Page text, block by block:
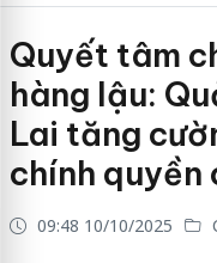
Quyết tâm
hàng lậu:
Lai tăng
chính quyền
09:48 10/10/2025